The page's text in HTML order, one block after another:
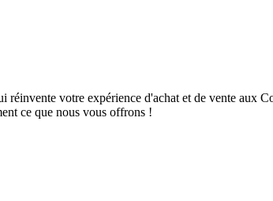
votre expérience d'achat et de vente aux
ce que nous vous offrons !